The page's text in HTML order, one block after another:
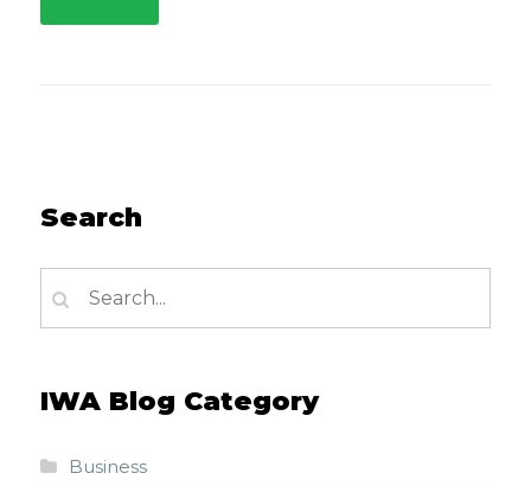
Search
IWA Blog Category
Business